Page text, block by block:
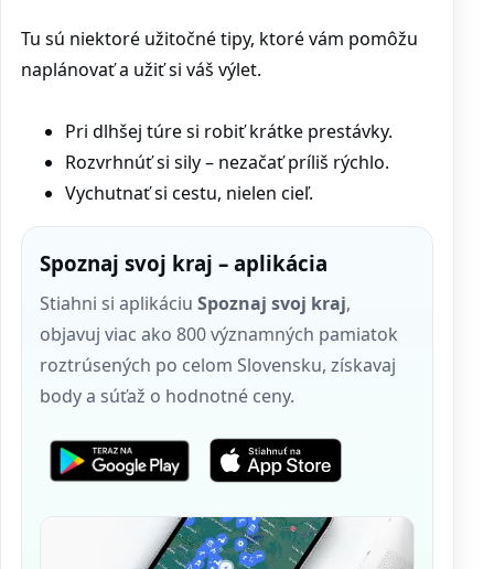
Tu sú niektoré užitočné tipy, ktoré vám pomôžu
naplánovať a užiť si váš výlet.
Pri dlhšej túre si robiť krátke prestávky.
Rozvrhnúť si sily – nezačať príliš rýchlo.
Vychutnať si cestu, nielen cieľ.
Spoznaj svoj kraj – aplikácia
Stiahni si aplikáciu Spoznaj svoj kraj,
objavuj viac ako 800 významných pamiatok
roztrúsených po celom Slovensku, získavaj
body a súťaž o hodnotné ceny.